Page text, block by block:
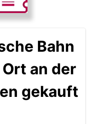
Bahn
an der
gekauft